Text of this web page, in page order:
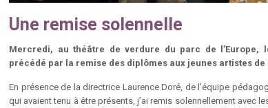
Une remise solennelle
Mercredi, au théâtre de verdure du parc de l’Europe,
précédé par la remise des diplômes aux jeunes artistes de
En présence de la directrice Laurence Doré, de l’équipe
qui avaient tenu à être présents, j’ai remis solennellement avec